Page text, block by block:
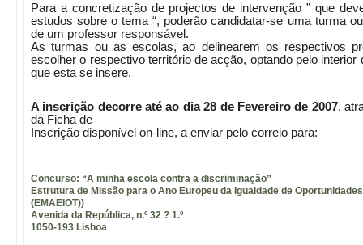
Para a concretização de projectos de intervenção ” que
estudos sobre o tema “, poderão candidatar-se uma turma
de um professor responsável.
As turmas ou as escolas, ao delinearem os respectivos
escolher o respectivo território de acção, optando pelo interior
que esta se insere.
A inscrição decorre até ao dia 28 de Fevereiro de 2007,
da Ficha de
Inscrição disponível on-line, a enviar pelo correio para:
Concurso: “A minha escola contra a discriminação”
Estrutura de Missão para o Ano Europeu da Igualdade de
(EMAEIOT))
Avenida da República, n.º 32 ? 1.º
1050-193 Lisboa